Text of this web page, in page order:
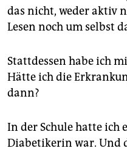
das nicht, weder aktiv
Lesen noch um selbst
Stattdessen habe ich
Hätte ich die
dann?
In der Schule hatte ich
Diabetikerin war. Und